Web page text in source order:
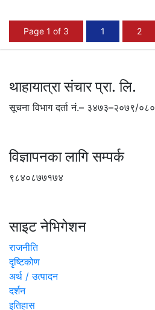
Page 1 of 3 1 2
थाहायात्रा संचार प्रा. लि.
सूचना विभाग दर्ता नं.– ३४७३–२०७९/०८०
विज्ञापनका लागि सम्पर्क
९८४०८७७१७४
साइट नेभिगेशन
राजनीति
दृष्टिकोण
अर्थ / उत्पादन
दर्शन
इतिहास